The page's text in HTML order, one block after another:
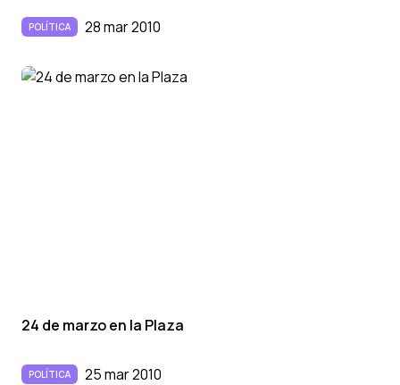
POLÍTICA 28 mar 2010
24 de marzo en la Plaza
POLÍTICA 25 mar 2010